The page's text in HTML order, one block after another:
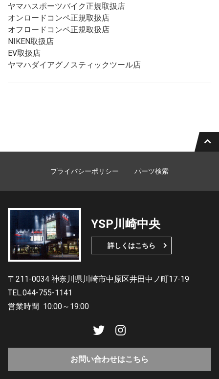
ヤマハスポーツバイク正規取扱店
オンロードコンペ正規取扱店
オフロードコンペ正規取扱店
NIKEN取扱店
EV取扱店
ヤマハダイアグノスティックツール店
プライバシーポリシー パーツ検索
YSP川崎中央
詳しくはこちら
〒211-0034 神奈川県川崎市中原区井田中ノ町17-19
TEL.044-755-1141
営業時間 10:00～19:00
お問い合わせはこちら